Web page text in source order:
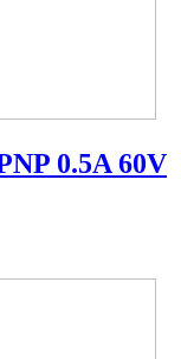
0.5A 60V